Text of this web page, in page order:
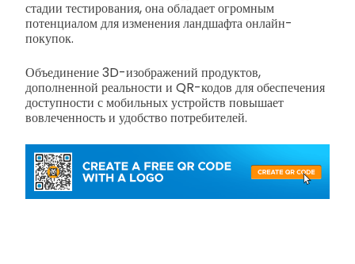
стадии тестирования, она обладает огромным
потенциалом для изменения ландшафта онлайн-
покупок.
Объединение 3D-изображений продуктов,
дополненной реальности и QR-кодов для обеспечения
доступности с мобильных устройств повышает
вовлеченность и удобство потребителей.